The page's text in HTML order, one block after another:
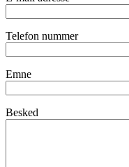
Telefon nummer
Emne
Besked